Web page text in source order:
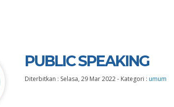
PUBLIC SPEAKING
Diterbitkan : Selasa, 29 Mar 2022- Kategori : umum